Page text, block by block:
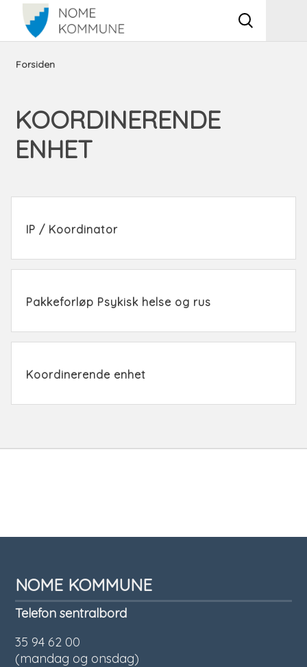
Vis
Du
her:
Forsiden
og
sosiale
tjenester
i
NAV
KOORDINERENDE
ENHET
IP / Koordinator
Pakkeforløp Psykisk helse og rus
Koordinerende enhet
NOME KOMMUNE
Telefon sentralbord
35 94 62 00
(mandag og onsdag)